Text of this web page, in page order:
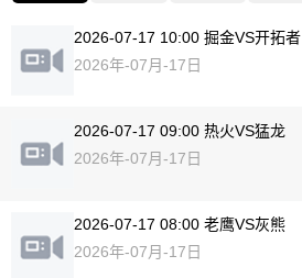
2026-07-17 10:00 掘金VS开拓者
2026年-07月-17日
2026-07-17 09:00 热火VS猛龙
2026年-07月-17日
2026-07-17 08:00 老鹰VS灰熊
2026年-07月-17日